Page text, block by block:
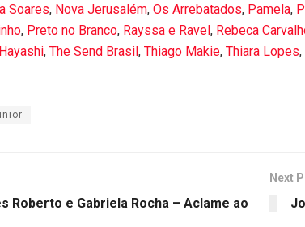
Soares, Nova Jerusalém, Os Arrebatados, Pamela,
, Preto no Branco, Rayssa e Ravel, Rebeca
, The Send Brasil, Thiago Makie, Thiara Lopes,
Roberto e Gabriela Rocha – Aclame ao
Next